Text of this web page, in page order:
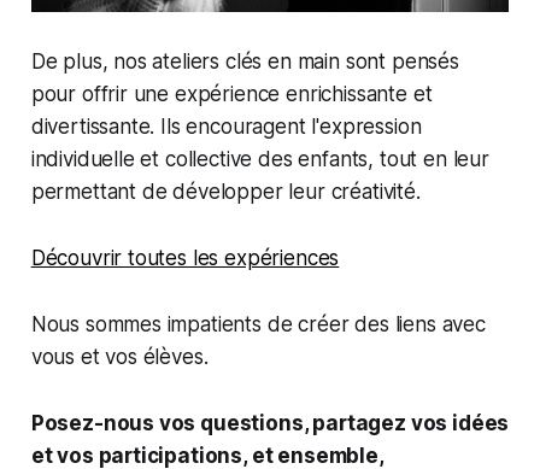
De plus, nos ateliers clés en main sont pensés
pour offrir une expérience enrichissante et
divertissante. Ils encouragent l'expression
individuelle et collective des enfants, tout en leur
permettant de développer leur créativité.
Découvrir toutes les expériences
Nous sommes impatients de créer des liens avec
vous et vos élèves.
Posez-nous vos questions, partagez vos idées
et vos participations, et ensemble,